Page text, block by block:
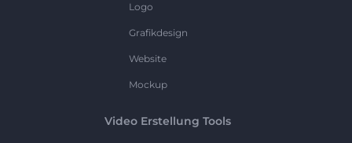
Logo
Grafikdesign
Website
Mockup
Video Erstellung Tools